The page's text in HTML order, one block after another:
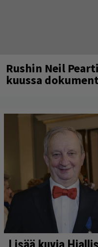
Rushin Neil
kuussa